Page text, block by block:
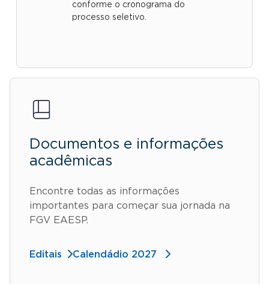
conforme o cronograma do
processo seletivo.
Documentos e informações
acadêmicas
Encontre todas as informações
importantes para começar sua jornada na
FGV EAESP.
Editais Calendádio 2027